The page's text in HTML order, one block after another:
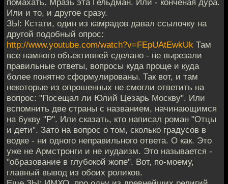
помахать. Мразь эта Гельдман. Или - конченая дура.
Или и то, и другое сразу.
ЗЫ: Кстати, один из камрадов давал ссылочку на
другой подобный опрос:
http://www.youtube.com/watch?v=FEpUAtEwkUk Там
все намного объективней сделано - не вырезали
правильные ответы, вопросы куда проще и куда
более понятно сформулированы. Так вот, и там
некоторые из опрошенных не смогли ответить на
вопрос: "Посещал ли Юлий Цезарь Москву". Или
вспомнить две страны с названием, начинающимся
на букву "Р". Или сказать, кто написал роман "Отцы
и дети". Зато на вопрос о том, сколько градусов в
водке - ни одного неправильного ответа. О как. Это
уже не Армстронги и не иудаизм. Это называется -
"образование в глубокой жопе". Вот, по-моему,
главный вывод из обоих роликов.